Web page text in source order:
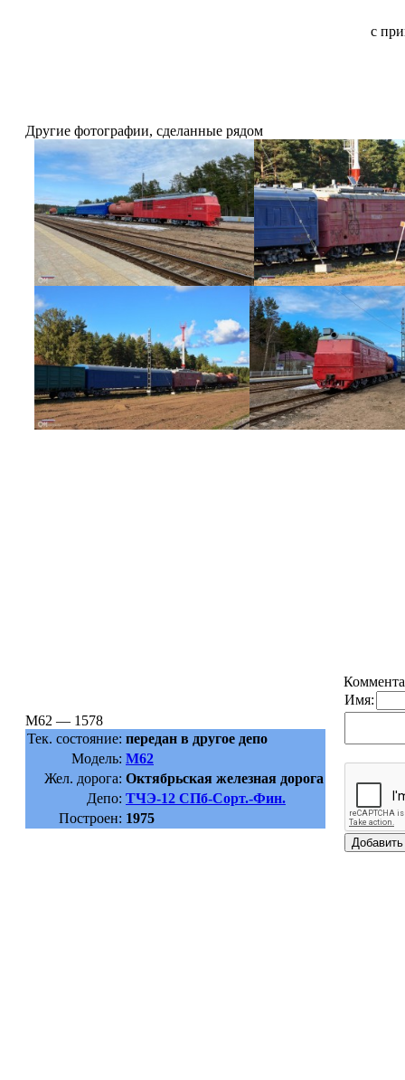
с
Другие фотографии, сделанные рядом
М62 — 1578
Тек. состояние: передан в другое депо
Модель: М62
Жел. дорога: Октябрьская железная дорога
Депо: ТЧЭ-12 СПб-Сорт.-Фин.
Построен: 1975
Имя: